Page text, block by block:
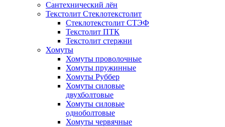
Сантехнический лён
Текстолит Стеклотекстолит
Стеклотекстолит СТЭФ
Текстолит ПТК
Текстолит стержни
Хомуты
Хомуты проволочные
Хомуты пружинные
Хомуты Руббер
Хомуты силовые
двухболтовые
Хомуты силовые
одноболтовые
Хомуты червячные